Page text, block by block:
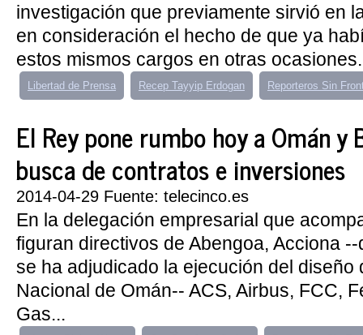
investigación que previamente sirvió en
en consideración el hecho de que ya
estos mismos cargos en otras
Libertad de Prensa Recep Tayyip Erdogan Reporteros Sin
El Rey pone rumbo hoy a Omán y
busca de contratos e inversiones
2014-04-29 Fuente: telecinco.es
En la delegación empresarial que
figuran directivos de Abengoa, Acciona
se ha adjudicado la ejecución del diseño
Nacional de Omán-- ACS, Airbus, FCC,
Gas...